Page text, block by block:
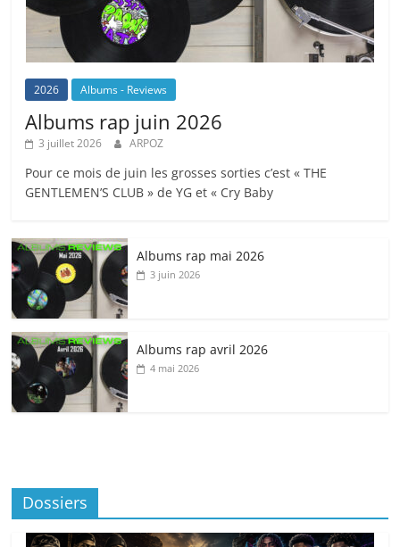
2026 Albums - Reviews
Albums rap juin 2026
3 juillet 2026 ARPOZ
Pour ce mois de juin les grosses sorties c’est « THE
GENTLEMEN’S CLUB » de YG et « Cry Baby
Albums rap mai 2026
3 juin 2026
Albums rap avril 2026
4 mai 2026
Dossiers